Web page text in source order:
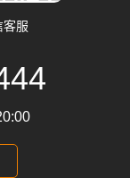
客服